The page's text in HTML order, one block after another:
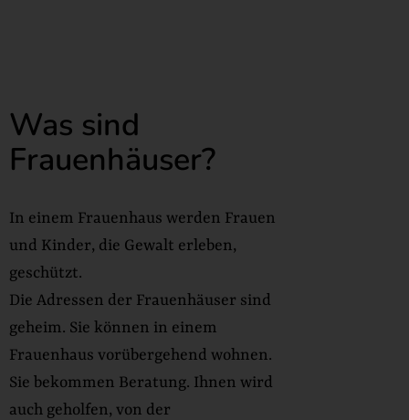
Was sind
Frauenhäuser?
In einem Frauenhaus werden Frauen
und Kinder, die Gewalt erleben,
geschützt.
Die Adressen der Frauenhäuser sind
geheim. Sie können in einem
Frauenhaus vorübergehend wohnen.
Sie bekommen Beratung. Ihnen wird
auch geholfen, von der